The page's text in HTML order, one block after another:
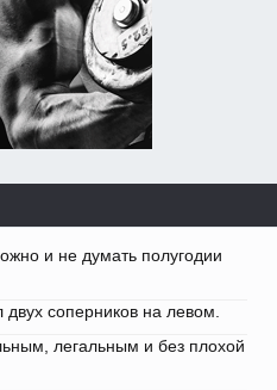
и не думать полугодии
соперников на левом.
легальным и без плохой